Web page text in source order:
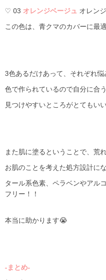
♡ 03 オレンジベージュ オレン
この色は、青クマのカバーに最適
3色あるだけあって、それぞれ悩
色で作られているので自分に合
見つけやすいところがとてもい
また肌に塗るということで、荒
お肌のことを考えた処方設計に
タール系色素、ペラベンやアル
フリー！！
本当に助かります😭
-まとめ-